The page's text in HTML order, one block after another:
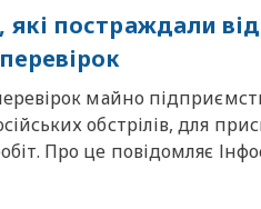
постраждали від
майно
обстрілів, для
Про це повідомляє